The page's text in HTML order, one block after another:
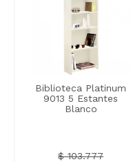
Biblioteca Platinum
9013 5 Estantes
Blanco
$ 103.777